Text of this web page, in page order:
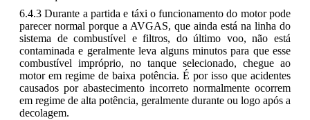
6.4.3 Durante a partida e táxi o funcionamento do motor pode
parecer normal porque a AVGAS, que ainda está na linha do
sistema de combustível e filtros, do último voo, não está
contaminada e geralmente leva alguns minutos para que esse
combustível impróprio, no tanque selecionado, chegue ao
motor em regime de baixa potência. É por isso que acidentes
causados por abastecimento incorreto normalmente ocorrem
em regime de alta potência, geralmente durante ou logo após a
decolagem.